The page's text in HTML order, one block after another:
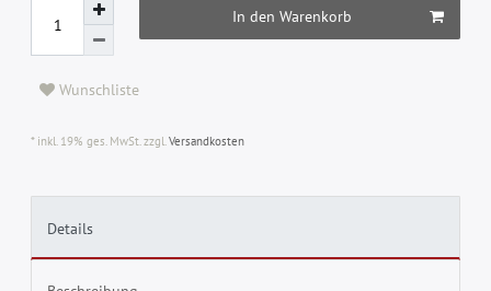
In den Warenkorb
Wunschliste
* inkl. 19% ges. MwSt. zzgl.Versandkosten
Details